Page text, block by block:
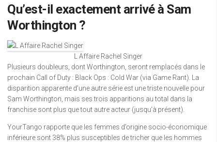
Qu’est-il exactement arrivé à Sam
Worthington ?
L Affaire Rachel Singer
Plusieurs doubleurs, dont Worthington, seront remplacés dans le
prochain Call of Duty : Black Ops : Cold War (via Game Rant). La
disparition apparente d’une autre série est une triste nouvelle pour
Sam Worthington, mais ses trois apparitions au total dans la
franchise sont plus que tout autre acteur (jusqu’à présent).
YourTango rapporte que les femmes d’origine socio-économique
inférieure sont 38% plus susceptibles de tricher que les hommes